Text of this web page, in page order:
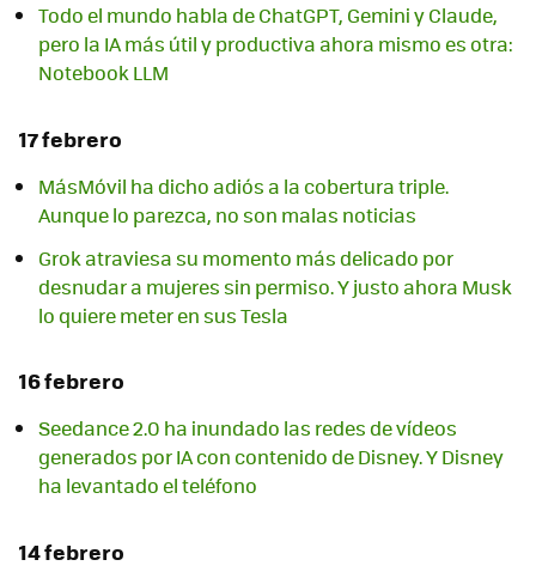
Todo el mundo habla de ChatGPT, Gemini y Claude,
pero la IA más útil y productiva ahora mismo es otra:
Notebook LLM
17 febrero
MásMóvil ha dicho adiós a la cobertura triple.
Aunque lo parezca, no son malas noticias
Grok atraviesa su momento más delicado por
desnudar a mujeres sin permiso. Y justo ahora Musk
lo quiere meter en sus Tesla
16 febrero
Seedance 2.0 ha inundado las redes de vídeos
generados por IA con contenido de Disney. Y Disney
ha levantado el teléfono
14 febrero